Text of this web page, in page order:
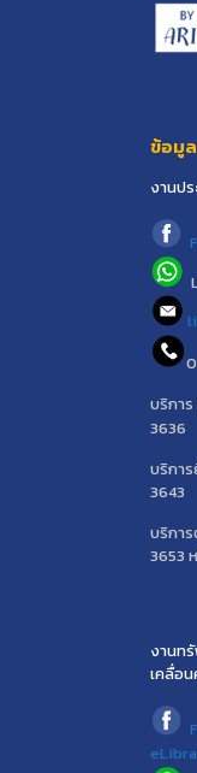
ข้อมู
งานป
บริกา
3636
บริก
3643
บริกา
3653
งานท
เคลื่อ